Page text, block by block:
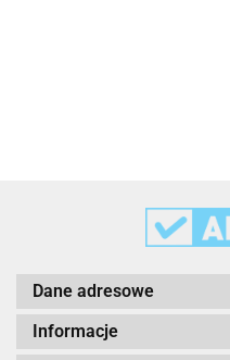
Dane adresowe
Informacje